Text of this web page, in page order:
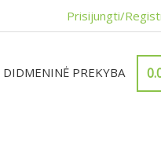
Prisijungti/
DIDMENINĖ PREKYBA